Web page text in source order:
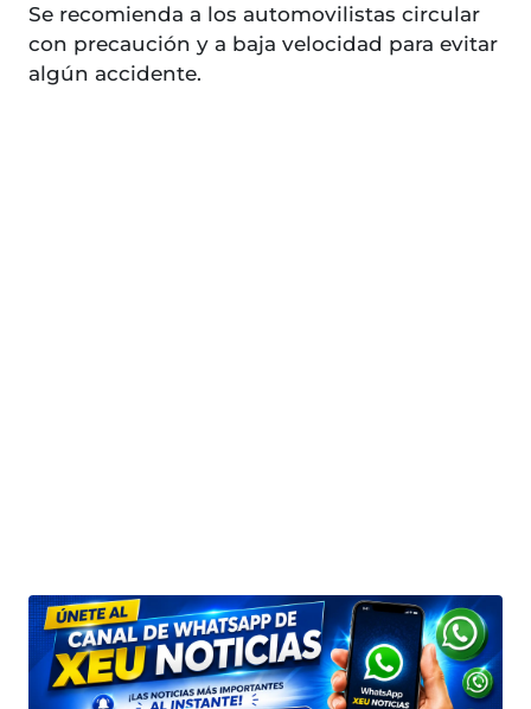
Se recomienda a los automovilistas circular
con precaución y a baja velocidad para evitar
algún accidente.